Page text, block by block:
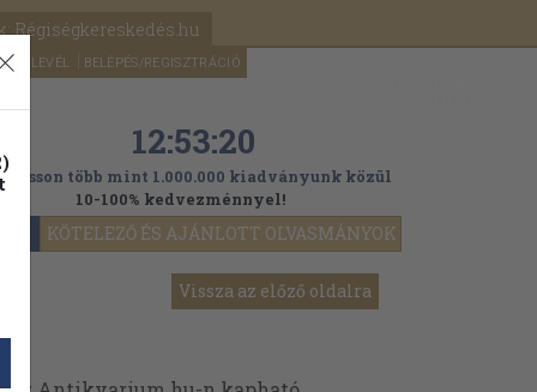
Régiségkereskedés.hu
HÍRLEVÉL BELÉPÉS/REGISZTRÁCIÓ
KÖTELEZŐ ÉS AJÁNLOTT OLVASMÁNYOK
12:53:19
több mint 1.000.000 kiadványunk közül
10-100% kedvezménnyel!
Vissza az előző oldalra